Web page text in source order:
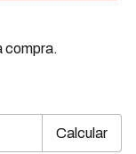
compra.
Calcular